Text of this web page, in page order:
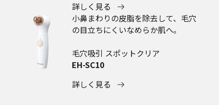
詳しく見る
小鼻まわりの皮脂を除去して、毛穴
の目立ちにくいなめらか肌へ｡
毛穴吸引 スポットクリア
EH-SC10
詳しく見る